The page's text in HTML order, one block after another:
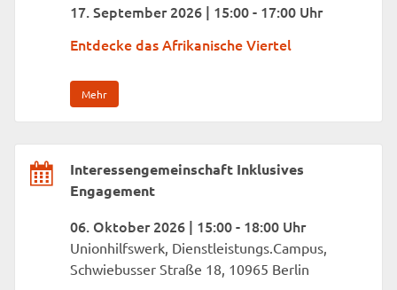
17. September 2026 | 15:00 - 17:00 Uhr
Entdecke das Afrikanische Viertel
Mehr
Interessengemeinschaft Inklusives
Engagement
06. Oktober 2026 | 15:00 - 18:00 Uhr
Unionhilfswerk, Dienstleistungs.Campus,
Schwiebusser Straße 18, 10965 Berlin